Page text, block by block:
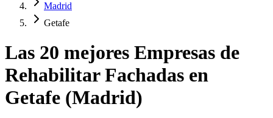
Madrid
Getafe
Las 20 mejores Empresas de
Rehabilitar Fachadas en
Getafe (Madrid)